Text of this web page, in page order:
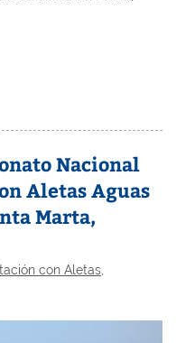
Nacional
Aletas Aguas
Marta,
con Aletas